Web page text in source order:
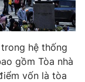
Quốc Thắng,
932 hệ thống
gồm Tòa nhà
vốn là tòa